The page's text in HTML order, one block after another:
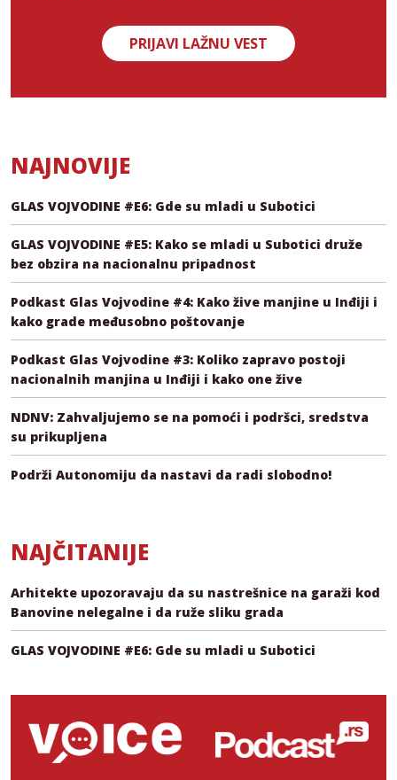
PRIJAVI LAŽNU VEST
NAJNOVIJE
GLAS VOJVODINE #E6: Gde su mladi u Subotici
GLAS VOJVODINE #E5: Kako se mladi u Subotici druže
bez obzira na nacionalnu pripadnost
Podkast Glas Vojvodine #4: Kako žive manjine u Inđiji i
kako grade međusobno poštovanje
Podkast Glas Vojvodine #3: Koliko zapravo postoji
nacionalnih manjina u Inđiji i kako one žive
NDNV: Zahvaljujemo se na pomoći i podršci, sredstva
su prikupljena
Podrži Autonomiju da nastavi da radi slobodno!
NAJČITANIJE
Arhitekte upozoravaju da su nastrešnice na garaži kod
Banovine nelegalne i da ruže sliku grada
GLAS VOJVODINE #E6: Gde su mladi u Subotici